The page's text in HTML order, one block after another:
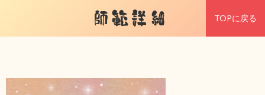
師範詳細 TOPに戻る